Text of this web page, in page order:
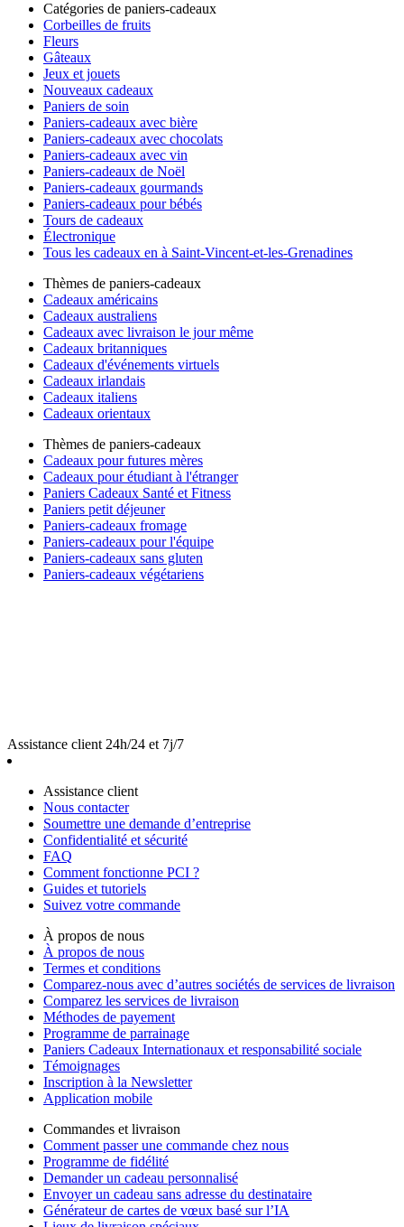
Catégories de paniers-cadeaux
Corbeilles de fruits
Fleurs
Gâteaux
Jeux et jouets
Nouveaux cadeaux
Paniers de soin
Paniers-cadeaux avec bière
Paniers-cadeaux avec chocolats
Paniers-cadeaux avec vin
Paniers-cadeaux de Noël
Paniers-cadeaux gourmands
Paniers-cadeaux pour bébés
Tours de cadeaux
Électronique
Tous les cadeaux en à Saint-Vincent-et-les-Grenadines
Thèmes de paniers-cadeaux
Cadeaux américains
Cadeaux australiens
Cadeaux avec livraison le jour même
Cadeaux britanniques
Cadeaux d'événements virtuels
Cadeaux irlandais
Cadeaux italiens
Cadeaux orientaux
Thèmes de paniers-cadeaux
Cadeaux pour futures mères
Cadeaux pour étudiant à l'étranger
Paniers Cadeaux Santé et Fitness
Paniers petit déjeuner
Paniers-cadeaux fromage
Paniers-cadeaux pour l'équipe
Paniers-cadeaux sans gluten
Paniers-cadeaux végétariens
Assistance client 24h/24 et 7j/7
Assistance client
Nous contacter
Soumettre une demande d’entreprise
Confidentialité et sécurité
FAQ
Comment fonctionne PCI ?
Guides et tutoriels
Suivez votre commande
À propos de nous
À propos de nous
Termes et conditions
Comparez-nous avec d’autres sociétés de services de livraison
Comparez les services de livraison
Méthodes de payement
Programme de parrainage
Paniers Cadeaux Internationaux et responsabilité sociale
Témoignages
Inscription à la Newsletter
Application mobile
Commandes et livraison
Comment passer une commande chez nous
Programme de fidélité
Demander un cadeau personnalisé
Envoyer un cadeau sans adresse du destinataire
Générateur de cartes de vœux basé sur l’IA